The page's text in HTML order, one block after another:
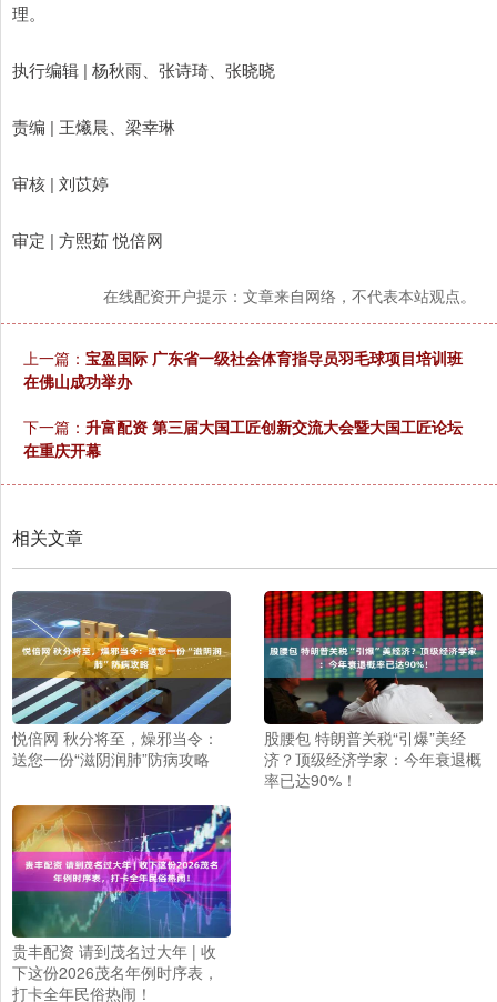
理。
执行编辑 | 杨秋雨、张诗琦、张晓晓
责编 | 王爔晨、梁幸琳
审核 | 刘苡婷
审定 | 方熙茹 悦倍网
在线配资开户提示：文章来自网络，不代表本站观点。
上一篇： 宝盈国际 广东省一级社会体育指导员羽毛球项目培训班
在佛山成功举办
下一篇： 升富配资 第三届大国工匠创新交流大会暨大国工匠论坛
在重庆开幕
相关文章
悦倍网 秋分将至，燥邪当令：
送您一份“滋阴润肺”防病攻略
股腰包 特朗普关税“引爆”美经
济？顶级经济学家：今年衰退概
率已达90%！
贵丰配资 请到茂名过大年 | 收
下这份2026茂名年例时序表，
打卡全年民俗热闹！